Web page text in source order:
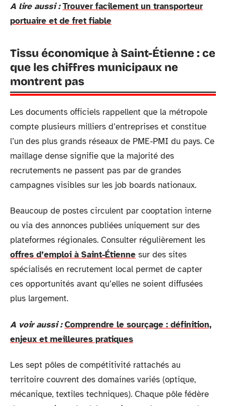
A lire aussi : Trouver facilement un transporteur
portuaire et de fret fiable
Tissu économique à Saint-Étienne : ce
que les chiffres municipaux ne
montrent pas
Les documents officiels rappellent que la métropole
compte plusieurs milliers d’entreprises et constitue
l’un des plus grands réseaux de PME-PMI du pays. Ce
maillage dense signifie que la majorité des
recrutements ne passent pas par de grandes
campagnes visibles sur les job boards nationaux.
Beaucoup de postes circulent par cooptation interne
ou via des annonces publiées uniquement sur des
plateformes régionales. Consulter régulièrement les
offres d’emploi à Saint-Étienne sur des sites
spécialisés en recrutement local permet de capter
ces opportunités avant qu’elles ne soient diffusées
plus largement.
A voir aussi : Comprendre le sourçage : définition,
enjeux et meilleures pratiques
Les sept pôles de compétitivité rattachés au
territoire couvrent des domaines variés (optique,
mécanique, textiles techniques). Chaque pôle fédère